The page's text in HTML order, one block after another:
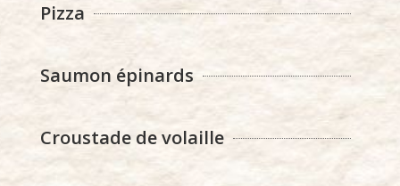
Pizza
Saumon épinards
Croustade de volaille